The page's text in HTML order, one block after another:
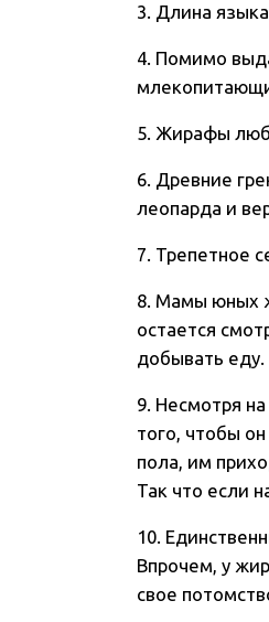
3. Длина
4. Помимо
5. Жирафы
6. Древние
леопарда и
7. Трепетное
8. Мамы юных
остается
добывать еду.
9. Несмотря
того, чтобы
пола, им
Так что если
10.
Впрочем, у
свое